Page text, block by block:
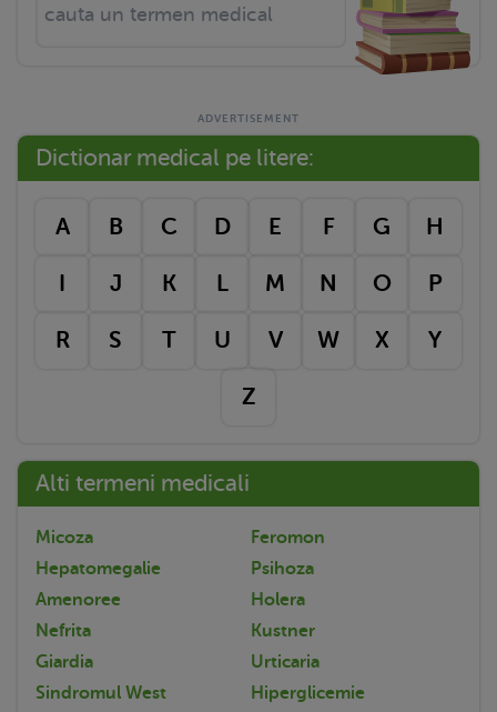
Dictionar medical pe litere:
A B C D E F G H
I J K L M N O P
R S T U V W X Y
Z
Alti termeni medicali
Micoza
Feromon
Hepatomegalie
Psihoza
Amenoree
Holera
Nefrita
Kustner
Giardia
Urticaria
Sindromul West
Hiperglicemie